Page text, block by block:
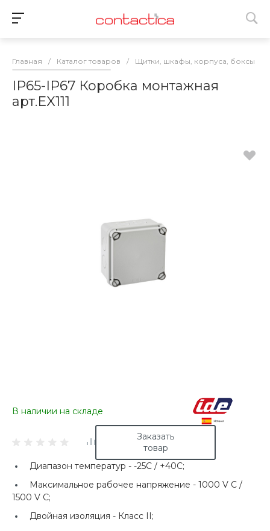
Главная / Каталог товаров / Щитки, шкафы, корпуса, боксы
IP65-IP67 Коробка монтажная
арт.EX111
В наличии на складе
Заказать
товар
Диапазон температур - -25C / +40C;
Максимальное рабочее напряжение - 1000 V C /
1500 V C;
Двойная изоляция - Класс II;